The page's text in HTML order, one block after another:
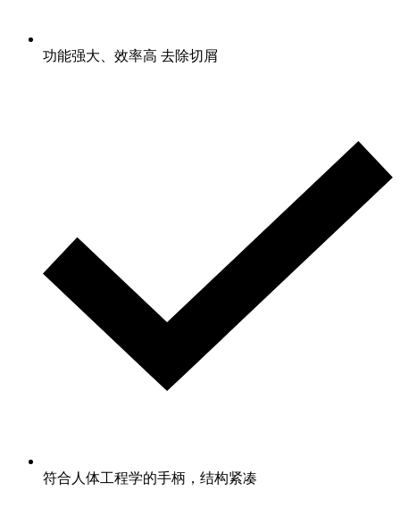
功能强大、效率高 去除切屑
符合人体工程学的手柄，结构紧凑